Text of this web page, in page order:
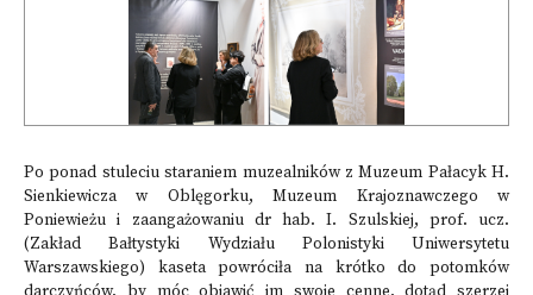
Po ponad stuleciu staraniem muzealników z Muzeum Pałacyk H.
Sienkiewicza w Oblęgorku, Muzeum Krajoznawczego w
Poniewieżu i zaangażowaniu dr hab. I. Szulskiej, prof. ucz.
(Zakład Bałtystyki Wydziału Polonistyki Uniwersytetu
Warszawskiego) kaseta powróciła na krótko do potomków